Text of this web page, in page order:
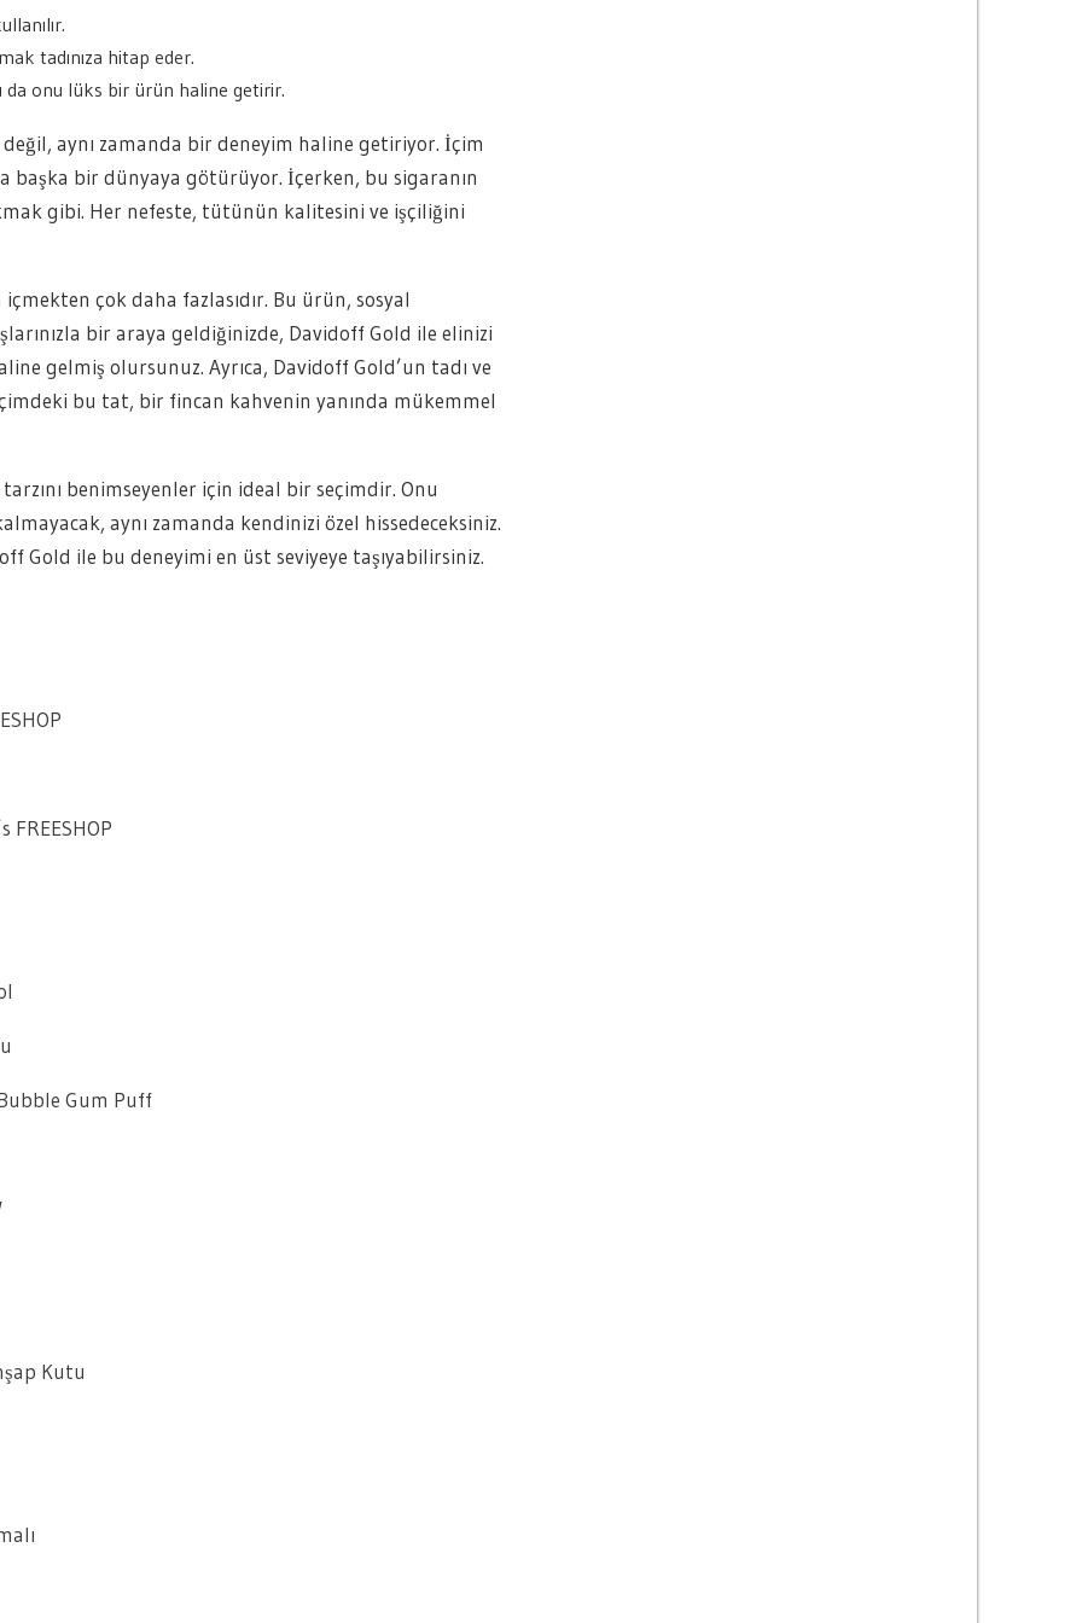
tadınıza hitap eder.
da onu lüks bir ürün haline getirir.
aynı zamanda bir deneyim haline getiriyor. İçim
başka bir dünyaya götürüyor. İçerken, bu sigaranın
gibi. Her nefeste, tütünün kalitesini ve işçiliğini
çok daha fazlasıdır. Bu ürün, sosyal
bir araya geldiğinizde, Davidoff Gold ile elinizi
gelmiş olursunuz. Ayrıca, Davidoff Gold’un tadı ve
bu tat, bir fincan kahvenin yanında mükemmel
benimseyenler için ideal bir seçimdir. Onu
aynı zamanda kendinizi özel hissedeceksiniz.
Gold ile bu deneyimi en üst seviyeye taşıyabilirsiniz.
Gum Puff
Kutu